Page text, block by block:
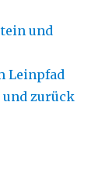
und
Leinpfad
und zurück